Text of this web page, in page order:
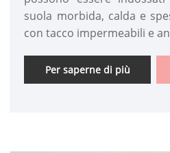
suola morbida, calda e
con tacco impermeabili e
Per saperne di più